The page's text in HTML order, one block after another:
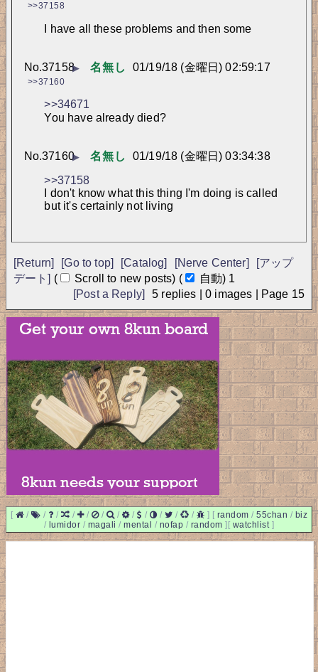
>>37158
I have all these problems and then some
▶ 名無し 01/19/18 (金曜日) 02:59:17
No.37158
>>37160
>>34671
You have already died?
▶ 名無し 01/19/18 (金曜日) 03:34:38
No.37160
>>37158
I don't know what this thing I'm doing is called
but it's certainly not living
[Return] [Go to top] [Catalog] [Nerve Center]
[アップ
デート] ( Scroll to new posts) ( 自動) アップデート
5replies |0images |Page15
[Post a Reply]
/ / / / / / / / / / / ] [random/55chan
/lumidor/magali/mental/nofap/random][watchlist]